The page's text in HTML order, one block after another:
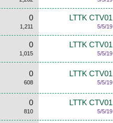
0
1,211
LTTK CTV01
5/5/19
0
1,015
LTTK CTV01
5/5/19
0
608
LTTK CTV01
5/5/19
0
810
LTTK CTV01
5/5/19